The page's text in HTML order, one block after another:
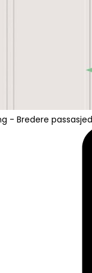
- Bredere